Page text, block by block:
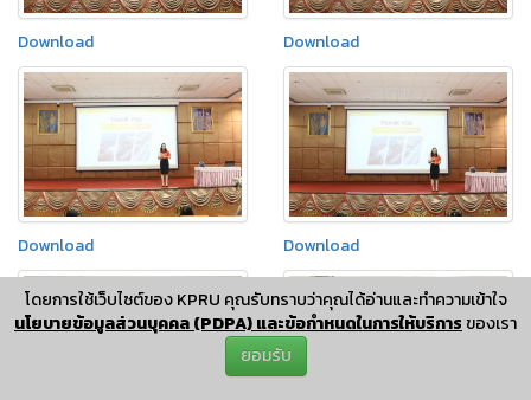
Download Download
Download Download
โดยการใช้เว็บไซต์ของ KPRU คุณรับทราบว่าคุณได้อ่านและทำความเข้าใจ
นโยบายข้อมูลส่วนบุคคล (PDPA) และข้อกำหนดในการให้บริการ ของเรา
ยอมรับ